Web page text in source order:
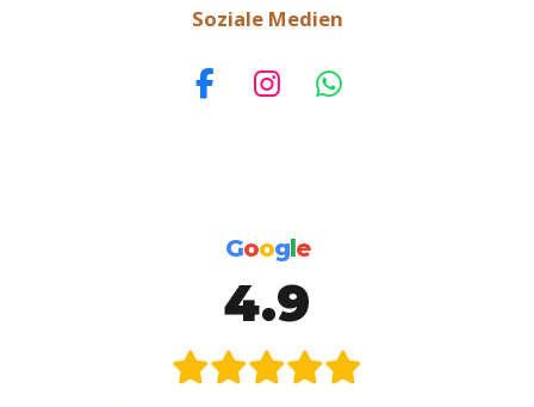
Soziale Medien
FacebookInstagramWhatsApp
Google
4.9